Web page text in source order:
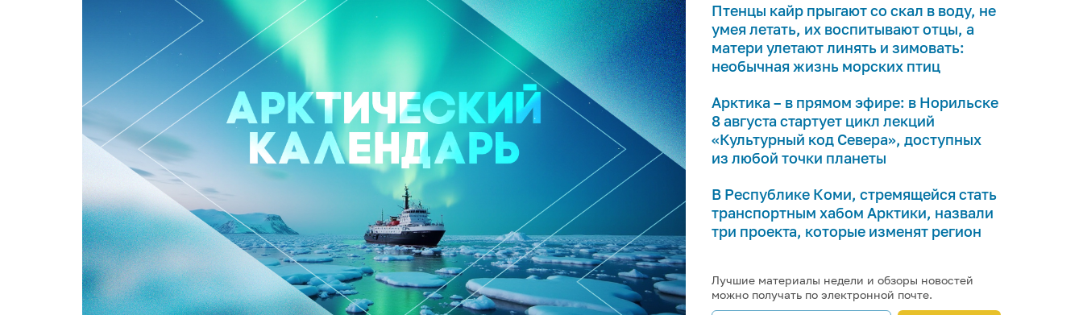
Птенцы кайр прыгают со скал в воду, не
умея летать, их воспитывают отцы, а
матери улетают линять и зимовать:
необычная жизнь морских птиц
Арктика – в прямом эфире: в Норильске
8 августа стартует цикл лекций
«Культурный код Севера», доступных
из любой точки планеты
В Республике Коми, стремящейся стать
транспортным хабом Арктики, назвали
три проекта, которые изменят регион
Лучшие материалы недели и обзоры новостей
можно получать по электронной почте.